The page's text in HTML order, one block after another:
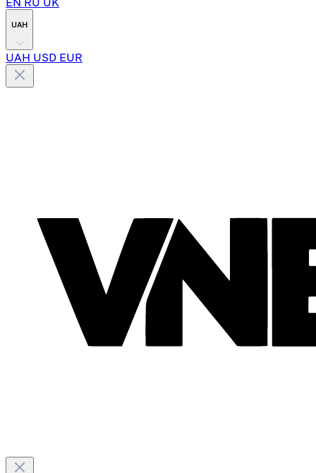
UAH
UAH USD EUR